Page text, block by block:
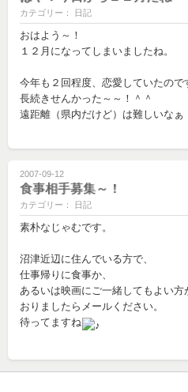
カテゴリー： 日記
おはよう～！
１２月になってしまいましたね。
今年も２回程度、恋愛していたので
長続きせんかった～～！＾＾
遠距離（県内だけど）は難しいなぁ
2007-09-12
食事相手募集～！
カテゴリー： 日記
素朴なじゃむです。
沼津近辺に住んでいる方で、
仕事帰りに食事か、
あるいは映画にご一緒してもよい方
おりましたらメールください。
待ってますね